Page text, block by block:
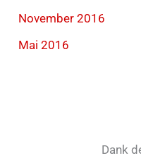
November 2016
Mai 2016
Dank